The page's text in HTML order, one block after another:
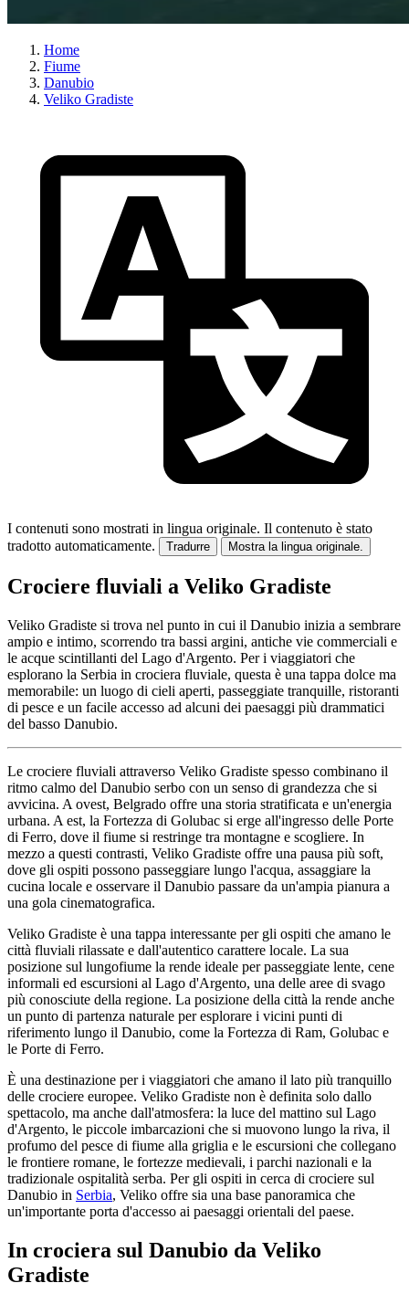
Home
Fiume
Danubio
Veliko Gradiste
I contenuti sono mostrati in lingua originale. Il contenuto è stato
tradotto automaticamente.
Tradurre Mostra la lingua originale.
Crociere fluviali a Veliko Gradiste
Veliko Gradiste si trova nel punto in cui il Danubio inizia a sembrare
ampio e intimo, scorrendo tra bassi argini, antiche vie commerciali e
le acque scintillanti del Lago d'Argento. Per i viaggiatori che
esplorano la Serbia in crociera fluviale, questa è una tappa dolce ma
memorabile: un luogo di cieli aperti, passeggiate tranquille, ristoranti
di pesce e un facile accesso ad alcuni dei paesaggi più drammatici
del basso Danubio.
Le crociere fluviali attraverso Veliko Gradiste spesso combinano il
ritmo calmo del Danubio serbo con un senso di grandezza che si
avvicina. A ovest, Belgrado offre una storia stratificata e un'energia
urbana. A est, la Fortezza di Golubac si erge all'ingresso delle Porte
di Ferro, dove il fiume si restringe tra montagne e scogliere. In
mezzo a questi contrasti, Veliko Gradiste offre una pausa più soft,
dove gli ospiti possono passeggiare lungo l'acqua, assaggiare la
cucina locale e osservare il Danubio passare da un'ampia pianura a
una gola cinematografica.
Veliko Gradiste è una tappa interessante per gli ospiti che amano le
città fluviali rilassate e dall'autentico carattere locale. La sua
posizione sul lungofiume la rende ideale per passeggiate lente, cene
informali ed escursioni al Lago d'Argento, una delle aree di svago
più conosciute della regione. La posizione della città la rende anche
un punto di partenza naturale per esplorare i vicini punti di
riferimento lungo il Danubio, come la Fortezza di Ram, Golubac e
le Porte di Ferro.
È una destinazione per i viaggiatori che amano il lato più tranquillo
delle crociere europee. Veliko Gradiste non è definita solo dallo
spettacolo, ma anche dall'atmosfera: la luce del mattino sul Lago
d'Argento, le piccole imbarcazioni che si muovono lungo la riva, il
profumo del pesce di fiume alla griglia e le escursioni che collegano
le frontiere romane, le fortezze medievali, i parchi nazionali e la
tradizionale ospitalità serba. Per gli ospiti in cerca di crociere sul
Danubio in Serbia, Veliko offre sia una base panoramica che
un'importante porta d'accesso ai paesaggi orientali del paese.
In crociera sul Danubio da Veliko
Gradiste